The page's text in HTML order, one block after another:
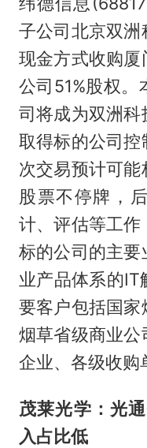
子公司北京双
现金方式收购厦
公司51%股权
司将成为双洲
取得标的公司
次交易预计可能
股票不停牌，
计、评估等工作
标的公司的主
业产品体系的IT
要客户包括国家
烟草省级商业
企业、各级收购
茂莱光学：光
入占比低